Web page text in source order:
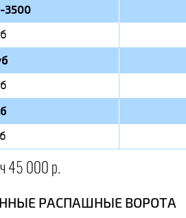
3500
45 000 р.
РАСПАШНЫЕ ВОРОТА